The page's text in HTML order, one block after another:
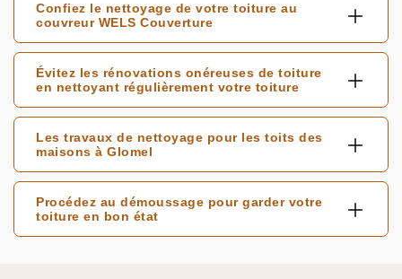
Confiez le nettoyage de votre toiture au
couvreur WELS Couverture
Évitez les rénovations onéreuses de toiture
en nettoyant régulièrement votre toiture
Les travaux de nettoyage pour les toits des
maisons à Glomel
Procédez au démoussage pour garder votre
toiture en bon état